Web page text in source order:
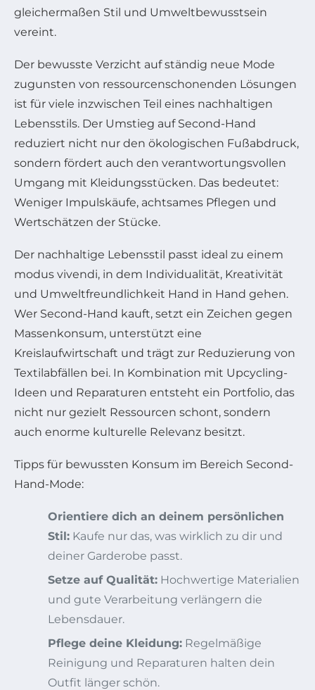
gleichermaßen Stil und Umweltbewusstsein
vereint.
Der bewusste Verzicht auf ständig neue Mode
zugunsten von ressourcenschonenden Lösungen
ist für viele inzwischen Teil eines nachhaltigen
Lebensstils. Der Umstieg auf Second-Hand
reduziert nicht nur den ökologischen Fußabdruck,
sondern fördert auch den verantwortungsvollen
Umgang mit Kleidungsstücken. Das bedeutet:
Weniger Impulskäufe, achtsames Pflegen und
Wertschätzen der Stücke.
Der nachhaltige Lebensstil passt ideal zu einem
modus vivendi, in dem Individualität, Kreativität
und Umweltfreundlichkeit Hand in Hand gehen.
Wer Second-Hand kauft, setzt ein Zeichen gegen
Massenkonsum, unterstützt eine
Kreislaufwirtschaft und trägt zur Reduzierung von
Textilabfällen bei. In Kombination mit Upcycling-
Ideen und Reparaturen entsteht ein Portfolio, das
nicht nur gezielt Ressourcen schont, sondern
auch enorme kulturelle Relevanz besitzt.
Tipps für bewussten Konsum im Bereich Second-
Hand-Mode:
Orientiere dich an deinem persönlichen
Stil: Kaufe nur das, was wirklich zu dir und
deiner Garderobe passt.
Setze auf Qualität: Hochwertige Materialien
und gute Verarbeitung verlängern die
Lebensdauer.
Pflege deine Kleidung: Regelmäßige
Reinigung und Reparaturen halten dein
Outfit länger schön.